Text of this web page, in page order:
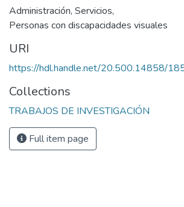
Administración, Servicios,
Personas con discapacidades visuales
URI
https://hdl.handle.net/20.500.14858/
Collections
TRABAJOS DE INVESTIGACIÓN
Full item page